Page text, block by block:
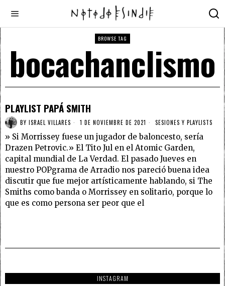
BROWSE TAG
bocachanclismo
PLAYLIST PAPÁ SMITH
BY ISRAEL VILLARES 1 DE NOVIEMBRE DE 2021 SESIONES Y PLAYLISTS
» Si Morrissey fuese un jugador de baloncesto, sería
Drazen Petrovic.» El Tito Jul en el Atomic Garden,
capital mundial de La Verdad. El pasado Jueves en
nuestro POPgrama de Arradio nos pareció buena idea
discutir que fue mejor artísticamente hablando, si The
Smiths como banda o Morrissey en solitario, porque lo
que es como persona ser peor que el
INSTAGRAM